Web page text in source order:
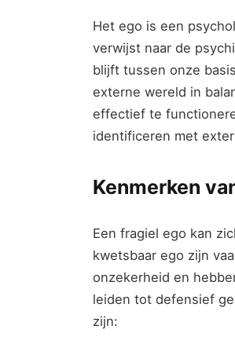
Het ego is een
verwijst naar de
blijft tussen onze
externe wereld in
effectief te
identificeren met
Kenmerken
Een fragiel ego kan
kwetsbaar ego zijn
onzekerheid en
leiden tot defensief
zijn: